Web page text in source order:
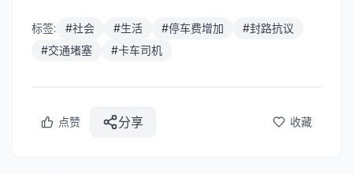
标签: #社会 #生活 #停车费增加 #封路抗议
#交通堵塞 #卡车司机
点赞 分享 收藏